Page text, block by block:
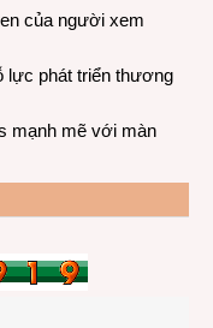
của người xem
lực phát triển thương
mạnh mẽ với màn